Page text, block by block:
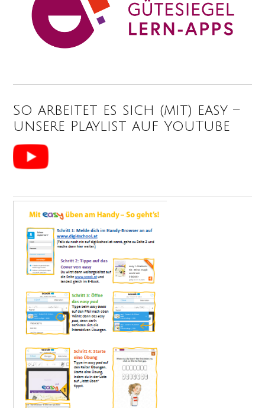
So arbeitet es sich (mit) easy –
unsere Playlist auf YouTube